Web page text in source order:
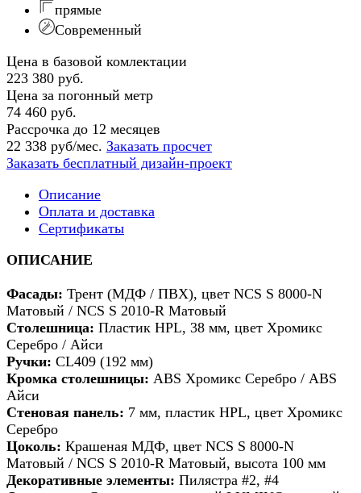
прямые
Современный
Цена в базовой комлектации
223 380 руб.
Цена за погонный метр
74 460 руб.
Рассрочка до 12 месяцев
22 338 руб/мес. Заказать просчет
Заказать бесплатный дизайн-проект
Описание
Оплата и доставка
Сертификаты
ОПИСАНИЕ
Фасады: Трент (МДФ / ПВХ), цвет NCS S 8000-N
Матовый / NCS S 2010-R Матовый
Столешница: Пластик HPL, 38 мм, цвет Хромикс
Серебро / Айси
Ручки: CL409 (192 мм)
Кромка столешницы: ABS Хромикс Серебро / ABS
Айси
Стеновая панель: 7 мм, пластик HPL, цвет Хромикс
Серебро
Цоколь: Крашеная МДФ, цвет NCS S 8000-N
Матовый / NCS S 2010-R Матовый, высота 100 мм
Декоративные элементы: Пилястра #2, #4